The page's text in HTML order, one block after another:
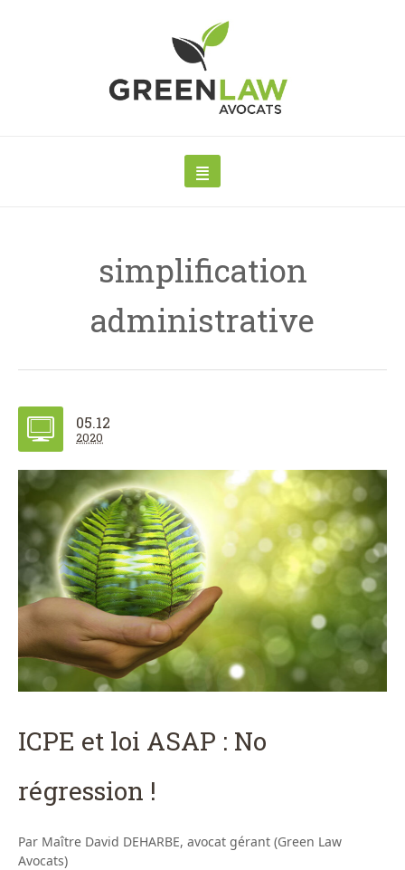
simplification
administrative
05.12
2020
ICPE et loi ASAP : No
régression !
Par Maître David DEHARBE, avocat gérant (Green Law
Avocats)